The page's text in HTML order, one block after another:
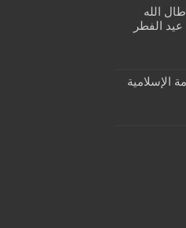
الله
عيد الفطر
الإسلامية